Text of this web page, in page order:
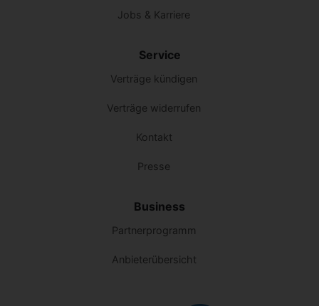
Jobs & Karriere
Service
Verträge kündigen
Verträge widerrufen
Kontakt
Presse
Business
Partnerprogramm
Anbieterübersicht